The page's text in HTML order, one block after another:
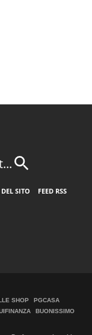
SITO
FEED RSS
SHOP
PGCASA
BUONISSIMO